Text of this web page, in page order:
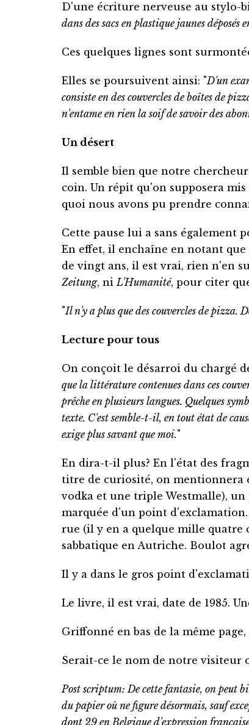
D'une écriture nerveuse au stylo-
dans des sacs en plastique jaunes
Ces quelques lignes sont
Elles se poursuivent ainsi: "D'un
consiste en des couvercles de boîtes de
n'entame en rien la soif de savoir des
Un désert
Il semble bien que notre
coin. Un répit qu'on supposera
quoi nous avons pu prendre
Cette pause lui a sans également
En effet, il enchaîne en notant
de vingt ans, il est vrai, rien n'en
Zeitung, niL'Humanité, pour citer
"Il n'y a plus que des couvercles de pizza.
Lecture pour tous
On conçoit le désarroi du chargé
que la littérature contenues dans ces
prêche en plusieurs langues. Quelques
texte. C'est semble-t-il, en tout état de
exige plus savant que moi."
En dira-t-il plus? En l'état des
titre de curiosité, on mentionnera
vodka et une triple Westmalle), un
marquée d'un point
rue (il y en a quelque mille quatre
sabbatique en Autriche. Boulot
Il y a dans le gros point
Le livre, il est vrai, date de 1985.
Griffonné en bas de la même
Serait-ce le nom de notre visiteur
Post scriptum: De cette fantasie, on peut
du papier où ne figure désormais, sauf
dont 29 en Belgique d'expression